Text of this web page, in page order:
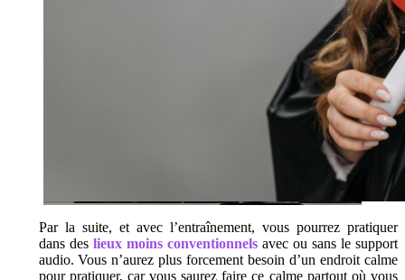
Par la suite, et avec l’entraînement, vous pourrez pratiquer
dans des lieux moins conventionnelsavec ou sans le support
audio. Vous n’aurez plus forcement besoin d’un endroit calme
pour pratiquer, car vous saurez faire ce calme partout où vous